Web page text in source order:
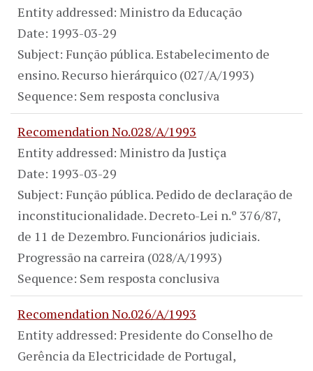
Entity addressed: Ministro da Educação
Date: 1993-03-29
Subject: Função pública. Estabelecimento de
ensino. Recurso hierárquico (027/A/1993)
Sequence: Sem resposta conclusiva
Recomendation No.028/A/1993
Entity addressed: Ministro da Justiça
Date: 1993-03-29
Subject: Função pública. Pedido de declaração de
inconstitucionalidade. Decreto-Lei n.º 376/87,
de 11 de Dezembro. Funcionários judiciais.
Progressão na carreira (028/A/1993)
Sequence: Sem resposta conclusiva
Recomendation No.026/A/1993
Entity addressed: Presidente do Conselho de
Gerência da Electricidade de Portugal,